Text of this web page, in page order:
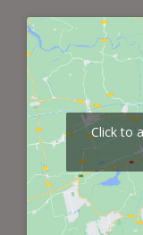
Click to